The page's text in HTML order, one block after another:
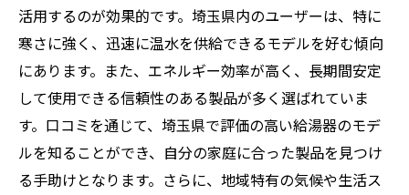
活用するのが効果的です。埼玉県内のユーザーは、特に
寒さに強く、迅速に温水を供給できるモデルを好む傾向
にあります。また、エネルギー効率が高く、長期間安定
して使用できる信頼性のある製品が多く選ばれていま
す。口コミを通じて、埼玉県で評価の高い給湯器のモデ
ルを知ることができ、自分の家庭に合った製品を見つけ
る手助けとなります。さらに、地域特有の気候や生活ス